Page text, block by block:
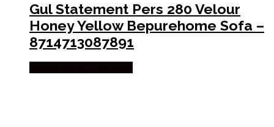
Gul Statement Pers 280 Velour
Honey Yellow Bepurehome Sofa –
8714713087891